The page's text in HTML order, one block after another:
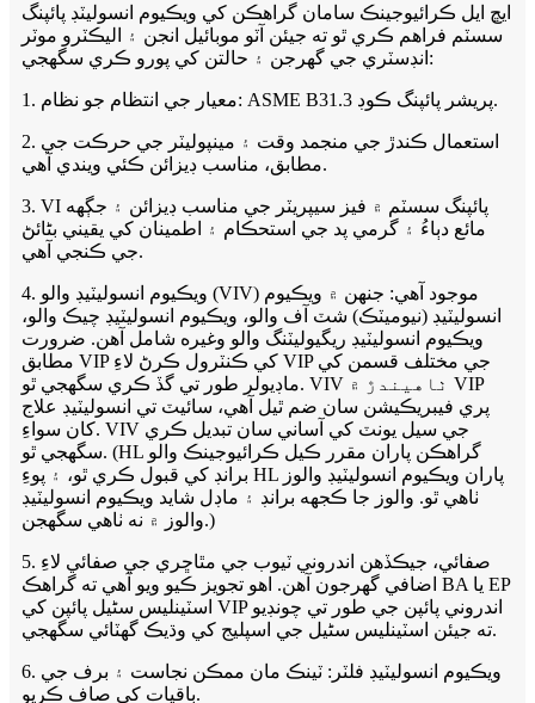
ايڇ ايل ڪرائيوجينڪ سامان گراهڪن کي ويڪيوم انسوليٽڊ پائپنگ
سسٽم فراهم ڪري ٿو ته جيئن آٽو موبائيل انجن ۽ اليڪٽرو موٽر
انڊسٽري جي گهرجن ۽ حالتن کي پورو ڪري سگهجي:
1. معيار جي انتظام جو نظام: ASME B31.3 پريشر پائپنگ ڪوڊ.
2. استعمال ڪندڙ جي منجمد وقت ۽ مينپوليٽر جي حرڪت جي
مطابق، مناسب ڊيزائن ڪئي ويندي آهي.
3. VI پائپنگ سسٽم ۾ فيز سيپريٽر جي مناسب ڊيزائن ۽ جڳهه
مائع دٻاءُ ۽ گرمي پد جي استحڪام ۽ اطمينان کي يقيني بڻائڻ
جي ڪنجي آهي.
4. ويڪيوم انسوليٽيڊ والو (VIV) موجود آهي: جنهن ۾ ويڪيوم
انسوليٽيڊ (نيوميٽڪ) شٽ آف والو، ويڪيوم انسوليٽيڊ چيڪ والو،
ويڪيوم انسوليٽيڊ ريگيوليٽنگ والو وغيره شامل آهن. ضرورت
مطابق VIP کي ڪنٽرول ڪرڻ لاءِ VIP جي مختلف قسمن کي
ماڊيولر طور تي گڏ ڪري سگهجي ٿو. VIV ٺاهيندڙ ۾ VIP
پري فيبريڪيشن سان ضم ٿيل آهي، سائيٽ تي انسوليٽيڊ علاج
کان سواءِ. VIV جي سيل يونٽ کي آساني سان تبديل ڪري
سگهجي ٿو. (HL گراهڪن پاران مقرر ڪيل ڪرائيوجينڪ والو
برانڊ کي قبول ڪري ٿو، ۽ پوءِ HL پاران ويڪيوم انسوليٽيڊ والوز
ٺاهي ٿو. والوز جا ڪجهه برانڊ ۽ ماڊل شايد ويڪيوم انسوليٽيڊ
والوز ۾ نه ٺاهي سگهجن.)
5. صفائي، جيڪڏهن اندروني ٽيوب جي مٿاڇري جي صفائي لاءِ
اضافي گهرجون آهن. اهو تجويز ڪيو ويو آهي ته گراهڪ BA يا EP
اسٽينلیس سٹیل پائپن کي VIP اندروني پائپن جي طور تي چونڊيو
ته جيئن اسٽينلیس سٹیل جي اسپليج کي وڌيڪ گهٽائي سگهجي.
6. ويڪيوم انسوليٽيڊ فلٽر: ٽينڪ مان ممڪن نجاست ۽ برف جي
باقيات کي صاف ڪريو.